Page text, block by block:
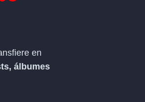
en
álbumes